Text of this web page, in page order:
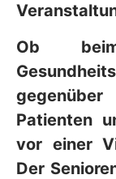
Ob
Patienten
vor einer
Der